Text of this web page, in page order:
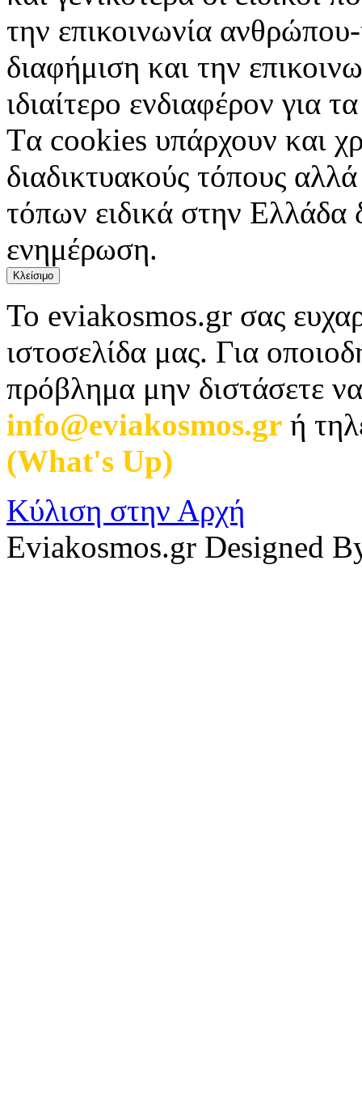
την επικοινωνία
διαφήμιση και την
ιδιαίτερο ενδιαφέρον για
Tα cookies υπάρχουν και
διαδικτυακούς τόπους
τόπων ειδικά στην Ελλάδα
ενημέρωση.
Κλείσιμο
Το eviakosmos.gr σας
ιστοσελίδα μας. Για
πρόβλημα μην διστάσετε
info@eviakosmos.gr ή
(What's Up)
Κύλιση στην Αρχή
Eviakosmos.gr Designed